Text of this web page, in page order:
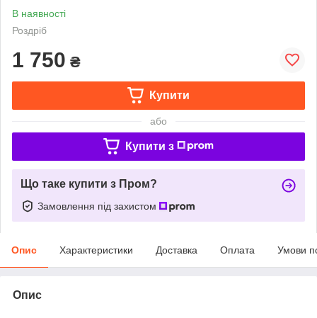
В наявності
Роздріб
1 750 ₴
Купити
або
Купити з
Що таке купити з Пром?
Замовлення під захистом
Опис Характеристики Доставка Оплата Умови
Опис